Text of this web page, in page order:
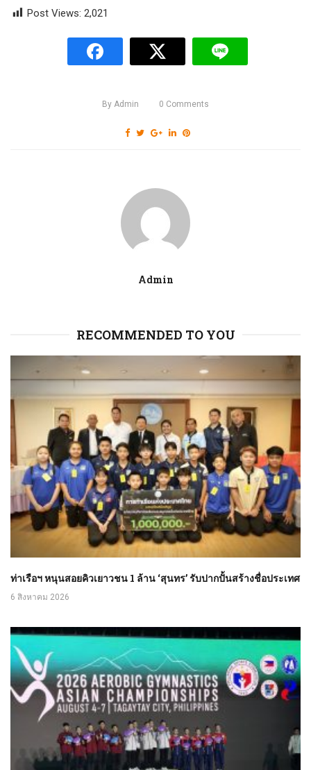
Post Views: 2,021
By Admin 0 Comments
Admin
RECOMMENDED TO YOU
ท่าเรือฯ หนุนสอยคิวเยาวชน 1 ล้าน ‘สุนทร’ รับปากปั้นสร้างชื่อประเทศ
6 สิงหาคม 2026